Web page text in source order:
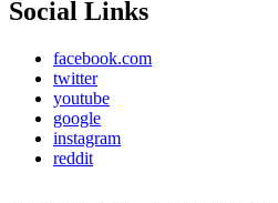
Social Links
facebook.com
twitter
youtube
google
instagram
reddit